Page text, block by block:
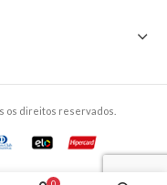
os direitos reservados.